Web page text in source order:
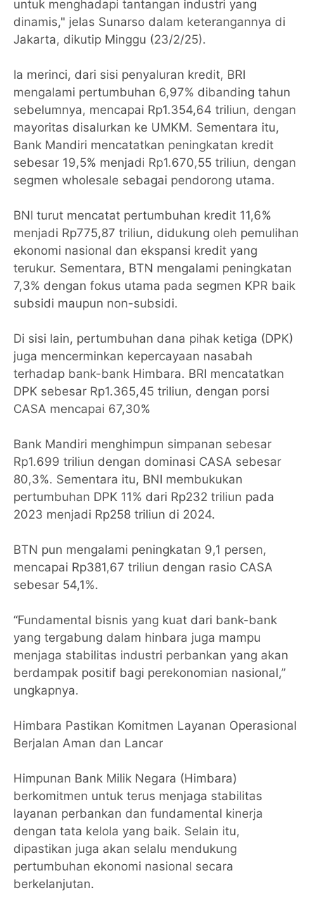
untuk menghadapi tantangan industri yang
dinamis," jelas Sunarso dalam keterangannya di
Jakarta, dikutip Minggu (23/2/25).
Ia merinci, dari sisi penyaluran kredit, BRI
mengalami pertumbuhan 6,97% dibanding tahun
sebelumnya, mencapai Rp1.354,64 triliun, dengan
mayoritas disalurkan ke UMKM. Sementara itu,
Bank Mandiri mencatatkan peningkatan kredit
sebesar 19,5% menjadi Rp1.670,55 triliun, dengan
segmen wholesale sebagai pendorong utama.
BNI turut mencatat pertumbuhan kredit 11,6%
menjadi Rp775,87 triliun, didukung oleh pemulihan
ekonomi nasional dan ekspansi kredit yang
terukur. Sementara, BTN mengalami peningkatan
7,3% dengan fokus utama pada segmen KPR baik
subsidi maupun non-subsidi.
Di sisi lain, pertumbuhan dana pihak ketiga (DPK)
juga mencerminkan kepercayaan nasabah
terhadap bank-bank Himbara. BRI mencatatkan
DPK sebesar Rp1.365,45 triliun, dengan porsi
CASA mencapai 67,30%
Bank Mandiri menghimpun simpanan sebesar
Rp1.699 triliun dengan dominasi CASA sebesar
80,3%. Sementara itu, BNI membukukan
pertumbuhan DPK 11% dari Rp232 triliun pada
2023 menjadi Rp258 triliun di 2024.
BTN pun mengalami peningkatan 9,1 persen,
mencapai Rp381,67 triliun dengan rasio CASA
sebesar 54,1%.
“Fundamental bisnis yang kuat dari bank-bank
yang tergabung dalam hinbara juga mampu
menjaga stabilitas industri perbankan yang akan
berdampak positif bagi perekonomian nasional,”
ungkapnya.
Himbara Pastikan Komitmen Layanan Operasional
Berjalan Aman dan Lancar
Himpunan Bank Milik Negara (Himbara)
berkomitmen untuk terus menjaga stabilitas
layanan perbankan dan fundamental kinerja
dengan tata kelola yang baik. Selain itu,
dipastikan juga akan selalu mendukung
pertumbuhan ekonomi nasional secara
berkelanjutan.